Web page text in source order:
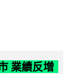
業績反增